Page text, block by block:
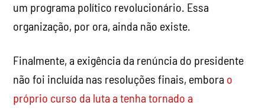
um programa político revolucionário. Essa
organização, por ora, ainda não existe.
Finalmente, a exigência da renúncia do presidente
não foi incluída nas resoluções finais, embora o
próprio curso da luta a tenha tornado a